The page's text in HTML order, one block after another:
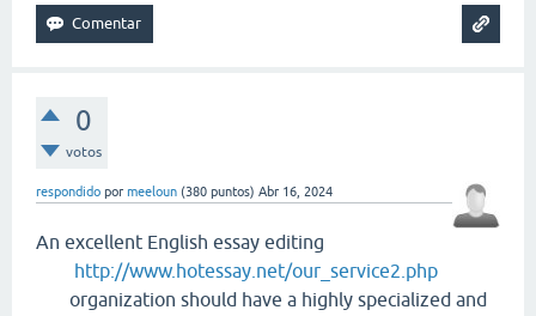
0
votos
respondido por meeloun (380 puntos) Abr 16, 2024
An excellent English essay editing
http://www.hotessay.net/our_service2.php
organization should have a highly specialized and